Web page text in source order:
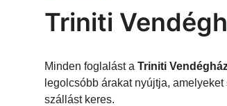
Horvátország
Szállások Hajdúszoboszlón
Triniti
Minden foglalást a Triniti
legolcsóbb árakat nyújtja,
szállást keres.